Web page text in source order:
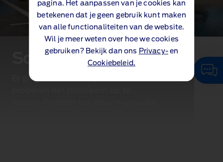
pagina. Het aanpassen van je cookies kan
betekenen dat je geen gebruik kunt maken
van alle functionaliteiten van de website.
Wil je meer weten over hoe we cookies
gebruiken? Bekijk dan ons Privacy-en
Cookiebeleid.
Sorry...
Er ging iets mis met je verzoek. We